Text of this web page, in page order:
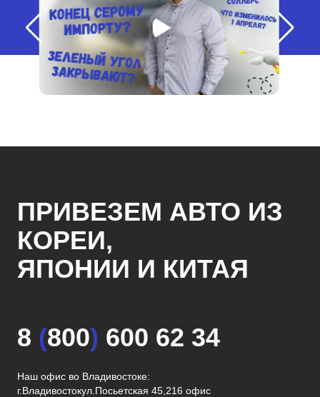
ПРИВЕЗЕМ АВТО ИЗ
КОРЕИ,
ЯПОНИИ И КИТАЯ
8 (800) 600 62 34
Наш офис во Владивостоке:
г.Владивостокул.Посьетская 45,216 офис